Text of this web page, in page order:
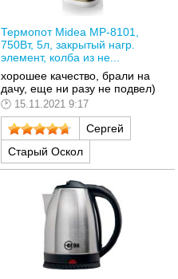
Термопот Midea MP-8101,
750Вт, 5л, закрытый нагр.
элемент, колба из не...
хорошее качество, брали на
дачу, еще ни разу не подвел)
15.11.2021 9:17
Сергей
Старый Оскол